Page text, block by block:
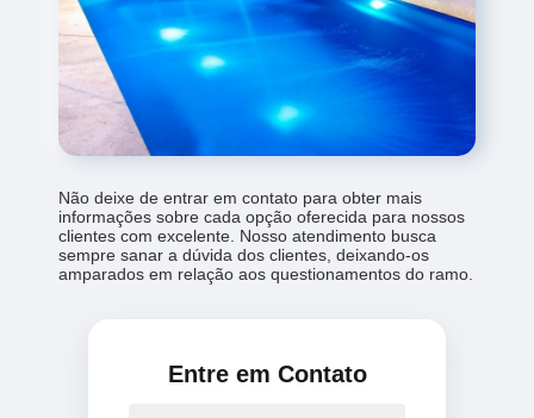
Não deixe de entrar em contato para obter mais
informações sobre cada opção oferecida para nossos
clientes com excelente. Nosso atendimento busca
sempre sanar a dúvida dos clientes, deixando-os
amparados em relação aos questionamentos do ramo.
Entre em Contato